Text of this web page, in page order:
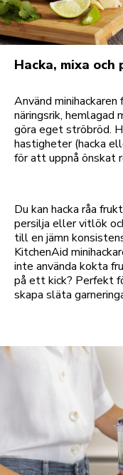
Hacka, mixa och
Använd
näringsrik, hemlagad
göra eget ströbröd.
hastigheter (hacka
för att uppnå önskat
Du kan hacka råa
persilja eller vitlök
till en jämn
KitchenAid
inte använda kokta
på ett kick? Perfekt
skapa släta